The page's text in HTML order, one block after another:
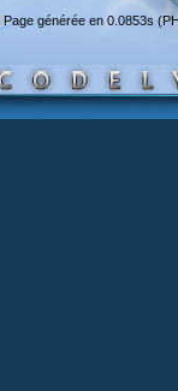
Page générée en 0.0853s